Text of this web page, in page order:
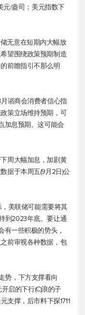
元/盎司； 美元指数下
无意在短期内大幅放
望围绕政策预期制造
前瞻指引不那么明
谘商会消费者信心指
策立场维持预期，可
加息预期。这可能会
周大幅加息，加剧黄
据于本周五(9月2日)公
美联储可能需要将其
到2023年底。要让通
有一些积极的势头，
前审视各种数据，包
势，下方支撑看向
启的下行(C)浪的子
支撑，后市料下探1711